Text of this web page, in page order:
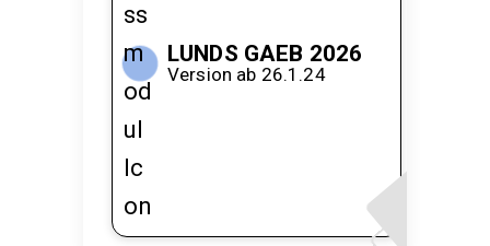
LUNDS GAEB 2026
Version ab 26.1.24